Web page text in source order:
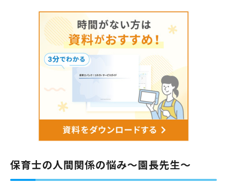
保育士の人間関係の悩み～園長先生～